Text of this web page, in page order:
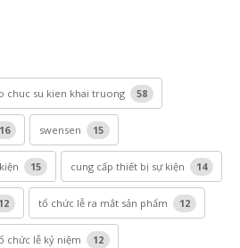
chuc su kien khai truong 58
16 swensen 15
15 cung cấp thiết bị sự kiện 14
12 tổ chức lễ ra mắt sản phẩm 12
chức lễ kỷ niệm 12